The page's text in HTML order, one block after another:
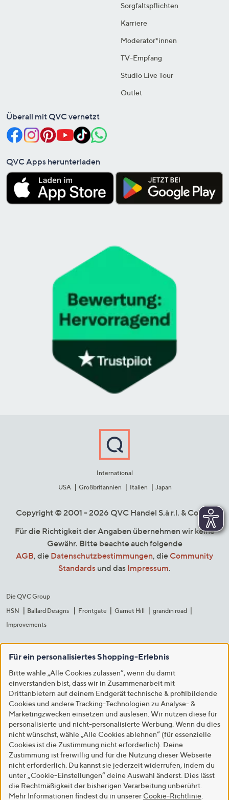
Sorgfaltspflichten
Karriere
Moderator*innen
TV-Empfang
Studio Live Tour
Outlet
Überall mit QVC vernetzt
QVC Apps herunterladen
International
USA
Großbritannien Italien Japan
Copyright © 2001 - 2026 QVC Handel S.à r.l. & Co. KG
Für die Richtigkeit der Angaben übernehmen wir keine
Gewähr. Bitte beachte auch folgende
AGB, die Datenschutzbestimmungen, die Community
Standards und das Impressum.
Die QVC Group
HSN
Ballard Designs Frontgate Garnet Hill
grandin road
Improvements
Für ein personalisiertes Shopping-Erlebnis
Bitte wähle „Alle Cookies zulassen“, wenn du damit
einverstanden bist, dass wir in Zusammenarbeit mit
Drittanbietern auf deinem Endgerät technische & profilbildende
Cookies und andere Tracking-Technologien zu Analyse- &
Marketingzwecken einsetzen und auslesen. Wir nutzen diese für
personalisierte und nicht-personalisierte Werbung. Wenn du dies
nicht wünschst, wähle „Alle Cookies ablehnen“ (für essenzielle
Cookies ist die Zustimmung nicht erforderlich). Deine
Zustimmung ist freiwillig und für die Nutzung dieser Webseite
nicht erforderlich. Du kannst sie jederzeit widerrufen, indem du
unter „Cookie-Einstellungen“ deine Auswahl änderst. Dies lässt
die Rechtmäßigkeit der bisherigen Verarbeitung unberührt.
Mehr Informationen findest du in unserer Cookie-Richtlinie